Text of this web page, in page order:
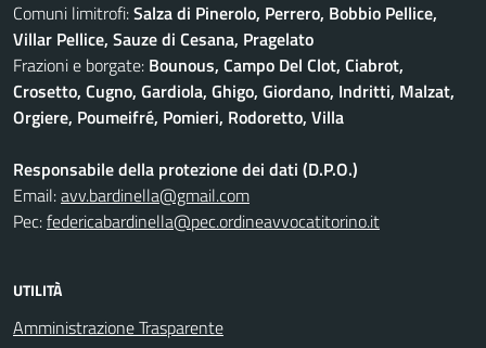
Comuni limitrofi:Salza di Pinerolo, Perrero, Bobbio Pellice,
Villar Pellice, Sauze di Cesana, Pragelato
Frazioni e borgate: Bounous, Campo Del Clot, Ciabrot,
Crosetto, Cugno, Gardiola, Ghigo, Giordano, Indritti, Malzat,
Orgiere, Poumeifré, Pomieri, Rodoretto, Villa
Responsabile della protezione dei dati (D.P.O.)
Email:avv.bardinella@gmail.com
Pec:federicabardinella@pec.ordineavvocatitorino.it
UTILITÀ
Amministrazione Trasparente